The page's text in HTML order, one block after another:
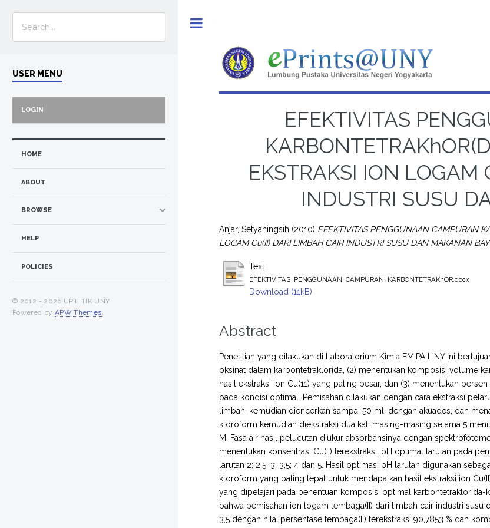
EFEKTIVITAS
EKSTRAKSI ION LOGAM
INDUSTRI SUSU
Anjar, Setyaningsih (2010) EFEKTIVITAS PENGGUNAAN CAMPURAN
LOGAM Cu(II) DARI LIMBAH CAIR INDUSTRI SUSU DAN MAKANAN
Text
EFEKTIVITAS_PENGGUNAAN_CAMPURAN_KARBONTETRAKhOR.docx
Download (11kB)
Abstract
Penelitian yang dilakukan di Laboratorium Kimia FMIPA LINY ini
oksinat dalam karbontetraklorida, (2) menentukan komposisi volume
hasil ekstraksi ion Cu(11) yang paling besar, dan (3) menentukan
pada kondisi optimal. Pemisahan dilakukan dengan cara ekstraksi
limbah, kemudian diencerkan sampai 50 ml, dengan akuades, dan
kloroform kemudian diekstraksi dua kali masing-masing selama 5
M. Fasa air hasil pelucutan diukur absorbansinya dengan
menentukan konsentrasi Cu(II) terekstraksi. pH optimal larutan pada
larutan 2; 2,5; 3; 3,5; 4 dan 5. Hasil optimasi pH larutan digunakan
kloroform yang paling tepat untuk mendapatkan hasil ekstraksi ion
yang dipelajari pada penentuan komposisi optimal karbontetraklorida-
bahwa pemisahan ion logam tembaga(II) dari limbah cair industri
3,5 dengan nilai persentase tembaga(II) terekstraksi 90,7853 % dan
USER MENU
LOGIN
HOME
ABOUT
BROWSE
HELP
POLICIES
© 2012 - 2026 UPT. TIK UNY
Powered by APW Themes